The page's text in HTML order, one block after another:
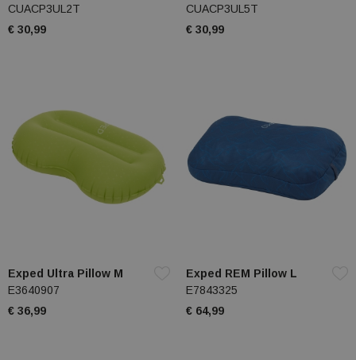
CUACP3UL2T
€ 30,99
CUACP3UL5T
€ 30,99
Exped Ultra Pillow M
E3640907
€ 36,99
Exped REM Pillow L
E7843325
€ 64,99